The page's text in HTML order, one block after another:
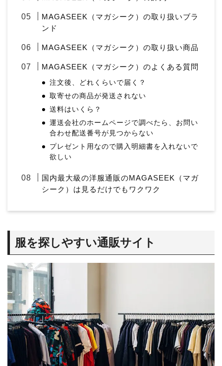
MAGASEEK（マガシーク）の取り扱いブラ
ンド
MAGASEEK（マガシーク）の取り扱い商品
MAGASEEK（マガシーク）のよくある質問
注文後、どれくらいで届く？
取寄せの商品が発送されない
送料はいくら？
運送会社のホームページで調べたら、お問い
合わせ配送番号が見つからない
プレゼント用なので購入明細書を入れないで
欲しい
国内最大級の洋服通販のMAGASEEK（マガ
シーク）は見るだけでもワクワク
服を探しやすい通販サイト